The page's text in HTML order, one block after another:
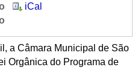
iCal
a Câmara Municipal de São
Orgânica do Programa de